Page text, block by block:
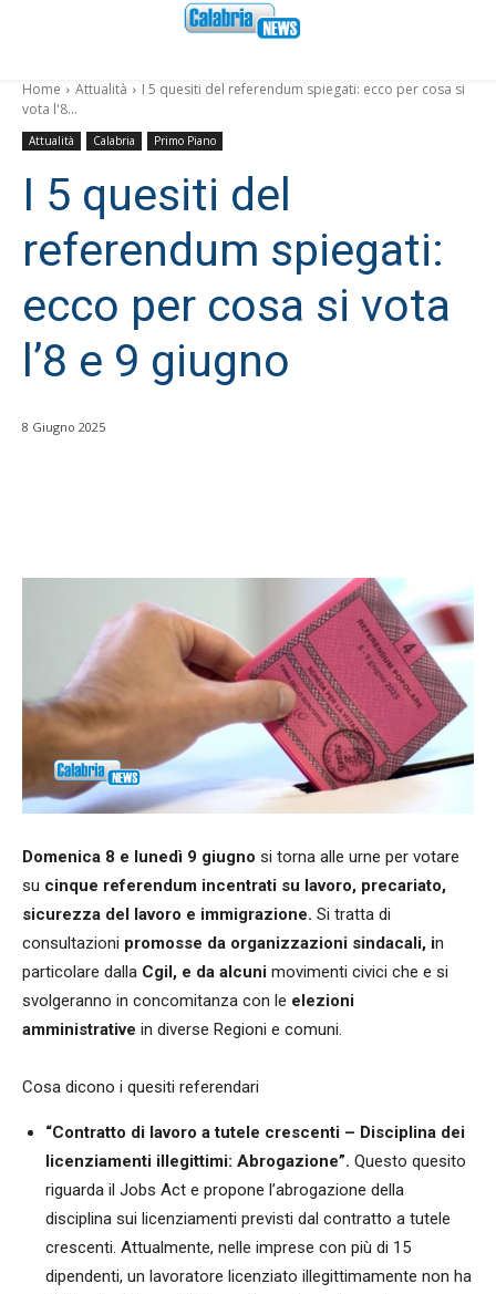
Home Attualità
I 5 quesiti del referendum spiegati: ecco per cosa si
vota l'8...
Attualità Calabria Primo Piano
I 5 quesiti del
referendum spiegati:
ecco per cosa si vota
l’8 e 9 giugno
8 Giugno 2025
Domenica 8 e lunedì 9 giugno si torna alle urne per votare
su cinque referendum incentrati su lavoro, precariato,
sicurezza del lavoro e immigrazione. Si tratta di
consultazioni promosse da organizzazioni sindacali, in
particolare dalla Cgil, e da alcuni movimenti civici che e si
svolgeranno in concomitanza con le elezioni
amministrative in diverse Regioni e comuni.
Cosa dicono i quesiti referendari
“Contratto di lavoro a tutele crescenti – Disciplina dei
licenziamenti illegittimi: Abrogazione”. Questo quesito
riguarda il Jobs Act e propone l’abrogazione della
disciplina sui licenziamenti previsti dal contratto a tutele
crescenti. Attualmente, nelle imprese con più di 15
dipendenti, un lavoratore licenziato illegittimamente non ha